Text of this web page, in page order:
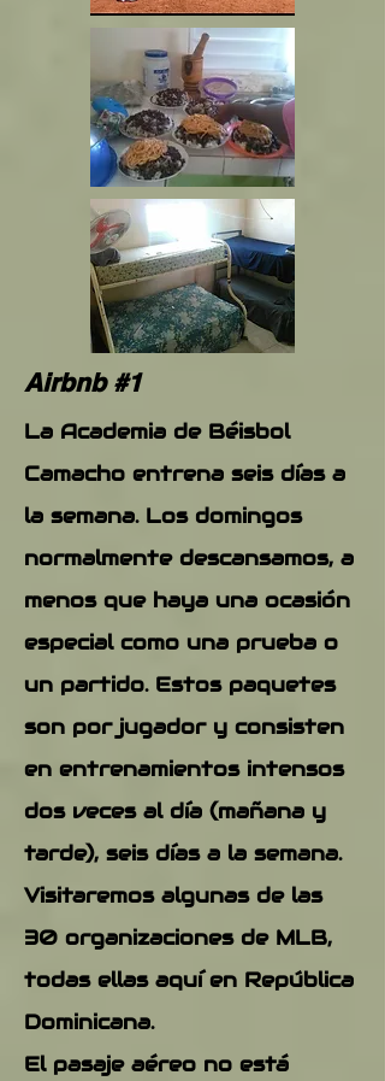
Airbnb #1
La Academia de Béisbol
Camacho entrena seis días a
la semana. Los domingos
normalmente descansamos, a
menos que haya una ocasión
especial como una prueba o
un partido. Estos paquetes
son por jugador y consisten
en entrenamientos intensos
dos veces al día (mañana y
tarde), seis días a la semana.
Visitaremos algunas de las
30 organizaciones de MLB,
todas ellas aquí en República
Dominicana.
El pasaje aéreo no está